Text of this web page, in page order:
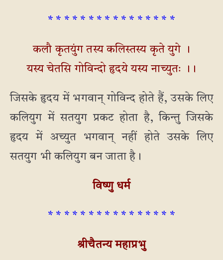
* * * * * * * * * * * * * * * *
कलौ कृतयुंग तस्य कलिस्तस्य कृते युगे ।
यस्य चेतसि गोविन्दो हृदये यस्य नाच्युतः ।।
जिसके हृदय में भगवान् गोविन्द होते हैं, उसके लिए
कलियुग में सतयुग प्रकट होता है, किन्तु जिसके
हृदय में अच्युत भगवान् नहीं होते उसके लिए
सतयुग भी कलियुग बन जाता है।
विष्णु धर्म
* * * * * * * * * * * * * * * *
श्रीचैतन्य महाप्रभु